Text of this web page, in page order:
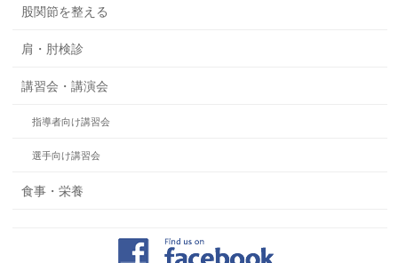
股関節を整える
肩・肘検診
講習会・講演会
指導者向け講習会
選手向け講習会
食事・栄養